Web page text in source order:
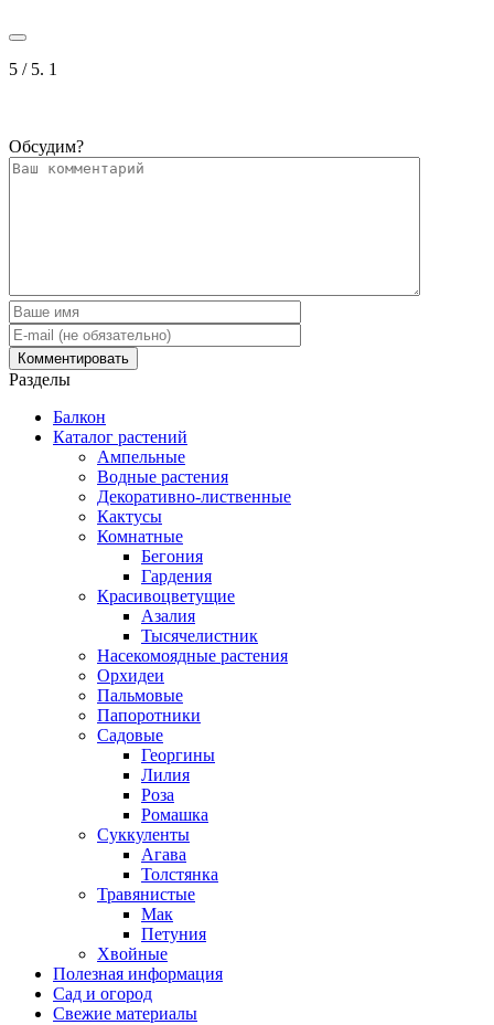
5 / 5. 1
Обсудим?
Разделы
Балкон
Каталог растений
Ампельные
Водные растения
Декоративно-лиственные
Кактусы
Комнатные
Бегония
Гардения
Красивоцветущие
Азалия
Тысячелистник
Насекомоядные растения
Орхидеи
Пальмовые
Папоротники
Садовые
Георгины
Лилия
Роза
Ромашка
Суккуленты
Агава
Толстянка
Травянистые
Мак
Петуния
Хвойные
Полезная информация
Сад и огород
Свежие материалы